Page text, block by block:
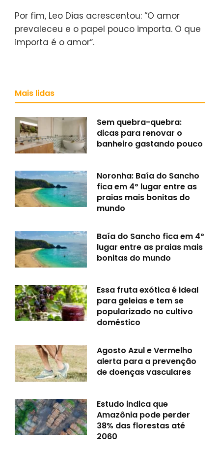
Por fim, Leo Dias acrescentou: “O amor
prevaleceu e o papel pouco importa. O que
importa é o amor”.
Mais lidas
Sem quebra-quebra:
dicas para renovar o
banheiro gastando pouco
Noronha: Baía do Sancho
fica em 4º lugar entre as
praias mais bonitas do
mundo
Baía do Sancho fica em 4º
lugar entre as praias mais
bonitas do mundo
Essa fruta exótica é ideal
para geleias e tem se
popularizado no cultivo
doméstico
Agosto Azul e Vermelho
alerta para a prevenção
de doenças vasculares
Estudo indica que
Amazônia pode perder
38% das florestas até
2060